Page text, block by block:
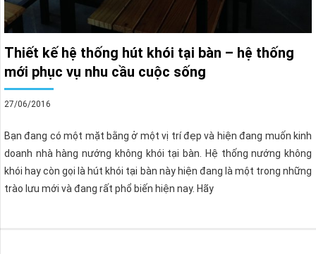
Thiết kế hệ thống hút khói tại bàn – hệ thống
mới phục vụ nhu cầu cuộc sống
27/06/2016
Bạn đang có một mặt bằng ở một vị trí đẹp và hiện đang muốn kinh
doanh nhà hàng nướng không khói tại bàn. Hệ thống nướng không
khói hay còn gọi là hút khói tại bàn này hiện đang là một trong những
trào lưu mới và đang rất phổ biến hiện nay. Hãy